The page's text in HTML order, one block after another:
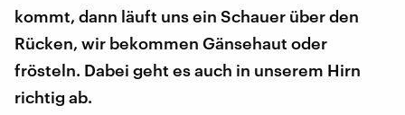
kommt, dann läuft uns ein Schauer über den
Rücken, wir bekommen Gänsehaut oder
frösteln. Dabei geht es auch in unserem Hirn
richtig ab.